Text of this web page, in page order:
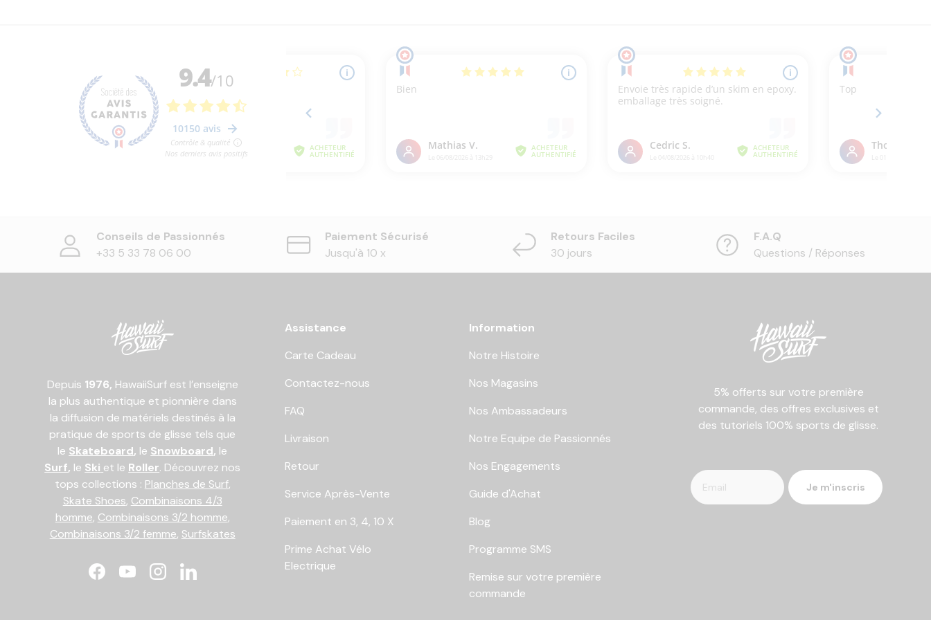
Conseils de Passionnés
+33 5 33 78 06 00
Paiement Sécurisé
Jusqu'à 10 x
Retours Faciles
30 jours
F.A.Q
Questions / Réponses
Depuis 1976, HawaiiSurf est l’enseigne
la plus authentique et pionnière dans
la diffusion de matériels destinés à la
pratique de sports de glisse tels que
le Skateboard, le Snowboard, le
Surf, le Ski et le Roller. Découvrez nos
tops collections : Planches de Surf,
Skate Shoes, Combinaisons 4/3
homme, Combinaisons 3/2 homme,
Combinaisons 3/2 femme, Surfskates
FacebookYouTubeInstagramLinkedIn
Assistance
Carte Cadeau
Contactez-nous
FAQ
Livraison
Retour
Service Après-Vente
Paiement en 3, 4, 10 X
Prime Achat Vélo
Electrique
Information
Notre Histoire
Nos Magasins
Nos Ambassadeurs
Notre Equipe de Passionnés
Nos Engagements
Guide d'Achat
Blog
Programme SMS
Remise sur votre première
commande
5% offerts sur votre première
commande, des offres exclusives et
des tutoriels 100% sports de glisse.
Je m'inscris